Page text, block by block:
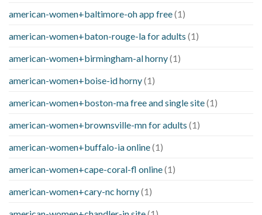
american-women+baltimore-oh app free(1)
american-women+baton-rouge-la for adults (1)
american-women+birmingham-al horny(1)
american-women+boise-id horny(1)
american-women+boston-ma free and single site(1)
american-women+brownsville-mn for adults (1)
american-women+buffalo-ia online(1)
american-women+cape-coral-fl online(1)
american-women+cary-nc horny(1)